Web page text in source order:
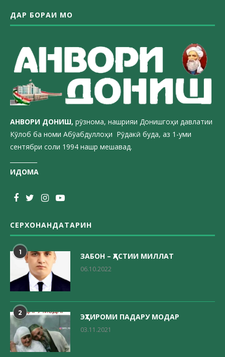
ДАР БОРАИ МО
АНВОРИ ДОНИШ, рӯзнома, нашрияи Донишгоҳи давлатии
Кӯлоб ба номи Абӯабдуллоҳи Рӯдакӣ буда, аз 1-уми
сентябри соли 1994 нашр мешавад.
ИДОМА
СЕРХОНАНДАТАРИН
1 ЗАБОН – ҲАСТИИ МИЛЛАТ
06.10.2022
2 ЭҲТИРОМИ ПАДАРУ МОДАР
03.11.2021